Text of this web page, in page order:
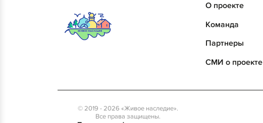
О проекте
Команда
Партнеры
СМИ о проекте
© 2019 - 2026 «Живое наследие».
Все права защищены.